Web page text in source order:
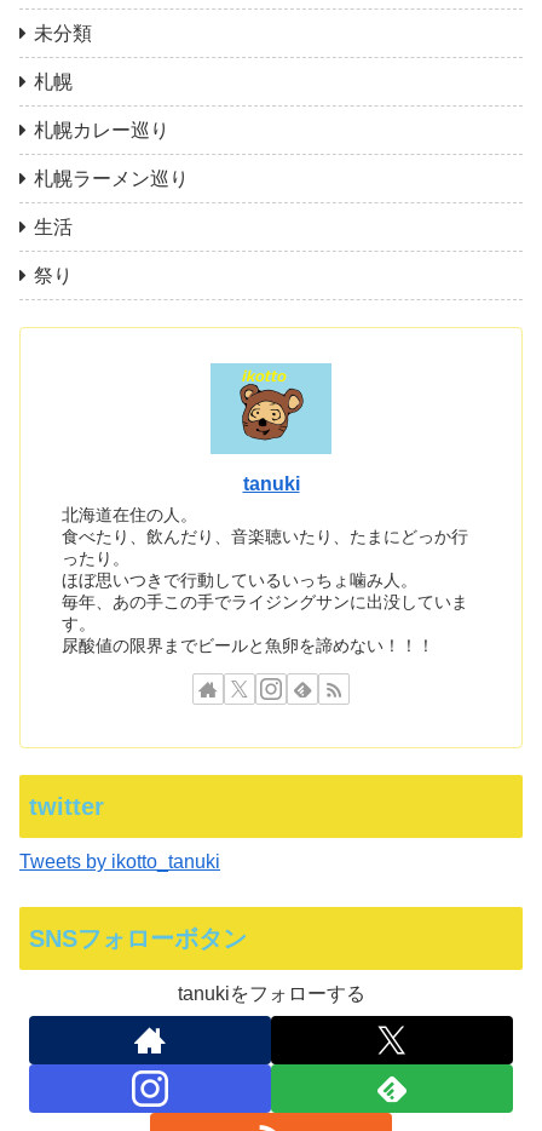
未分類
札幌
札幌カレー巡り
札幌ラーメン巡り
生活
祭り
tanuki
北海道在住の人。
食べたり、飲んだり、音楽聴いたり、たまにどっか行
ったり。
ほぼ思いつきで行動しているいっちょ噛み人。
毎年、あの手この手でライジングサンに出没していま
す。
尿酸値の限界までビールと魚卵を諦めない！！！
twitter
Tweets by ikotto_tanuki
SNSフォローボタン
tanukiをフォローする